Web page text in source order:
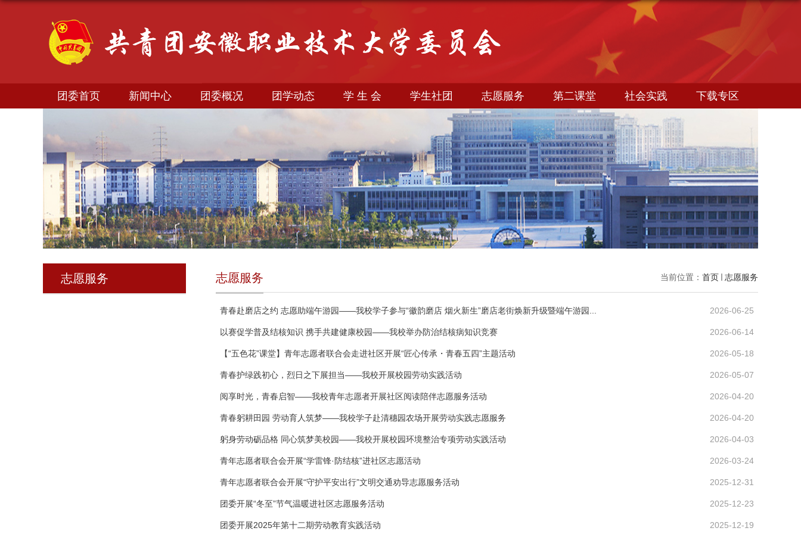
团委首页 新闻中心 团委概况 团学动态 学 生 会 学生社团 志愿服务 第二课堂 社会实践 下载专区
志愿服务 当前位置： 首页 志愿服务
志愿服务
青春赴磨店之约 志愿助端午游园——我校学子参与“徽韵磨店 烟火新生”磨店老街焕新升级暨端午游园... 2026-06-25
以赛促学普及结核知识 携手共建健康校园——我校举办防治结核病知识竞赛 2026-06-14
【“五色花”课堂】青年志愿者联合会走进社区开展“匠心传承・青春五四”主题活动 2026-05-18
青春护绿践初心，烈日之下展担当——我校开展校园劳动实践活动 2026-05-07
阅享时光，青春启智——我校青年志愿者开展社区阅读陪伴志愿服务活动 2026-04-20
青春躬耕田园 劳动育人筑梦——我校学子赴清穗园农场开展劳动实践志愿服务 2026-04-20
躬身劳动砺品格 同心筑梦美校园——我校开展校园环境整治专项劳动实践活动 2026-04-03
青年志愿者联合会开展“学雷锋·防结核”进社区志愿活动 2026-03-24
青年志愿者联合会开展“守护平安出行”文明交通劝导志愿服务活动 2025-12-31
团委开展“冬至”节气温暖进社区志愿服务活动 2025-12-23
团委开展2025年第十二期劳动教育实践活动 2025-12-19